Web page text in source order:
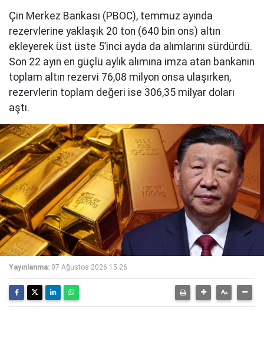
Çin Merkez Bankası (PBOC), temmuz ayında
rezervlerine yaklaşık 20 ton (640 bin ons) altın
ekleyerek üst üste 5’inci ayda da alımlarını sürdürdü.
Son 22 ayın en güçlü aylık alımına imza atan bankanın
toplam altın rezervi 76,08 milyon onsa ulaşırken,
rezervlerin toplam değeri ise 306,35 milyar doları
aştı.
Yayınlanma: 07 Ağustos 2026 15:26